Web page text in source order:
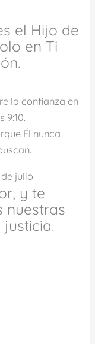
el Hijo de
en Ti
Él nunca
julio
y te
nuestras